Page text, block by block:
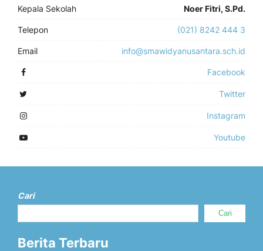
Kepala Sekolah Noer Fitri, S.Pd.
Telepon (021) 8242 444 3
Email info@smawidyanusantara.sch.id
Facebook
Twitter
Instagram
Youtube
Cari
Cari
Berita Terbaru